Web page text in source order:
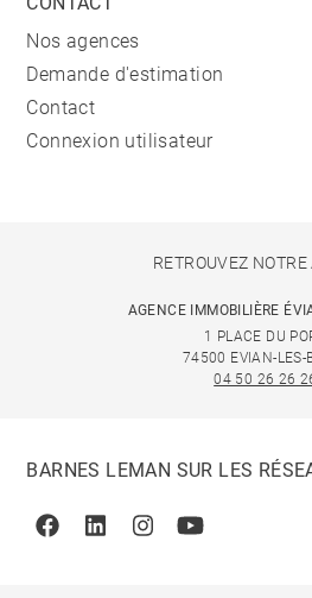
Nos agences
Demande d'estimation
Contact
Connexion utilisateur
RETROUVEZ
AGENCE IMMOBILIÈRE
1 PLACE DU
74500 EVIAN-LES-
04 50 26 26
BARNES LEMAN SUR LES
FacebookLinkedinInstagramYoutube